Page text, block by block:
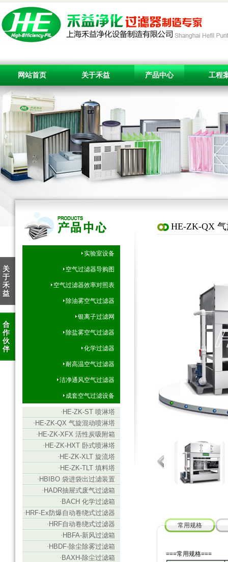
网站首页 关于禾益 产品中心 工程
关
于
禾
益
合
作
伙
伴
实验室设备
空气过滤器导购图
空气过滤器效率对照表
除油雾空气过滤器
银离子过滤网
除盐雾空气过滤器
化学过滤器
耐高温空气过滤器
洁净通风空气过滤器
成套空气过滤设备
· HE-ZK-ST 喷淋塔
· HE-ZK-QX 气旋混动喷淋塔
· HE-ZK-XFX 活性炭吸附箱
· HE-ZK-HXT 卧式喷淋塔
· HE-ZK-XLT 旋流塔
· HE-ZK-TLT 填料塔
· HBIBO 袋进袋出过滤装置
· HADR抽屉式废气过滤箱
· BACH 化学过滤箱
· HRF-Ex防爆自动卷绕式过滤器
· HRF自动卷绕式过滤器
· HBFA-新风过滤箱
· HBDF-除尘除雾过滤箱
· BAXH-除尘过滤箱
HE-ZK-QX
常用规格
===常用规格===